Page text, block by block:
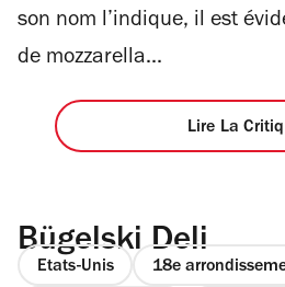
son nom l’indique, il est
de mozzarella...
Lire La
Bügelski Deli
Etats-Unis 18e